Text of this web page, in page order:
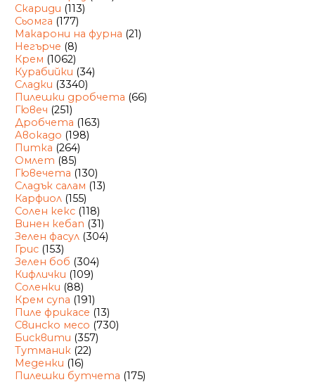
Скариди (113)
Сьомга (177)
Макарони на фурна (21)
Негърче (8)
Крем (1062)
Курабийки (34)
Сладки (3340)
Пилешки дробчета (66)
Гювеч (251)
Дробчета (163)
Авокадо (198)
Питка (264)
Омлет (85)
Гювечета (130)
Сладък салам (13)
Карфиол (155)
Солен кекс (118)
Винен кебап (31)
Зелен фасул (304)
Грис (153)
Зелен боб (304)
Кифлички (109)
Соленки (88)
Крем супа (191)
Пиле фрикасе (13)
Свинско месо (730)
Бисквити (357)
Тутманик (22)
Меденки (16)
Пилешки бутчета (175)